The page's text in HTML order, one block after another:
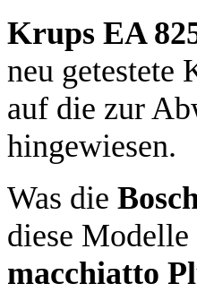
Krups EA
neu getestete
auf die zur
hingewiesen.
Was die
diese
macchiatto